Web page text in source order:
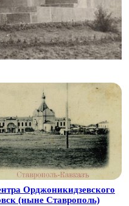
Орджоникидзевского
(ныне Ставрополь)